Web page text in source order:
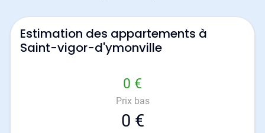
Estimation des appartements à
Saint-vigor-d'ymonville
0 €
Prix bas
0 €